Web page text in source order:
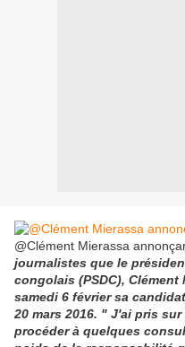
@Clément Mierassa
journalistes que le
congolais (PSDC),
samedi 6 février sa
20 mars 2016. " J'ai pris
procéder à quelques